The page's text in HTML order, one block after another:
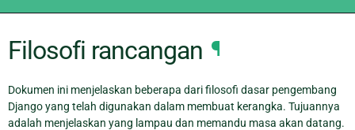
Filosofi rancangan ¶
Dokumen ini menjelaskan beberapa dari filosofi dasar pengembang
Django yang telah digunakan dalam membuat kerangka. Tujuannya
adalah menjelaskan yang lampau dan memandu masa akan datang.